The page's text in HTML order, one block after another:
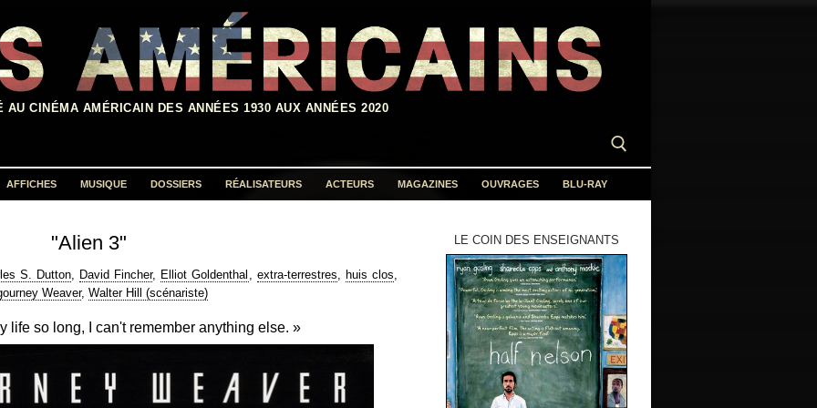
CINÉMA AMÉRICAIN DES ANNÉES 1930 AUX ANNÉES 2020
AFFICHES MUSIQUE DOSSIERS RÉALISATEURS ACTEURS MAGAZINES OUVRAGES BLU-RAY
"Alien 3"
S. Dutton, David Fincher, Elliot Goldenthal , extra-terrestres, huis clos,
Weaver, Walter Hill (scénariste)
life so long, I can't remember anything else. »
LE COIN DES ENSEIGNANTS